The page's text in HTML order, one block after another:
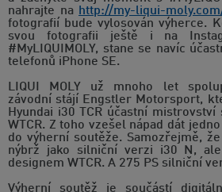
nahrajte na http://my-liqui-
fotografií bude vylosován výherce.
svou fotografii ještě i na
#MyLIQUIMOLY, stane se navíc
telefonů iPhone SE.
LIQUI MOLY už mnoho let
závodní stájí Engstler Motorsport,
Hyundai i30 TCR účastní mistrovství
WTCR. Z toho vzešel nápad dát
do výherní soutěže. Samozřejmě,
nýbrž jako silniční verzi i30 N,
designem WTCR. A 275 PS silniční
Výherní soutěž je součástí